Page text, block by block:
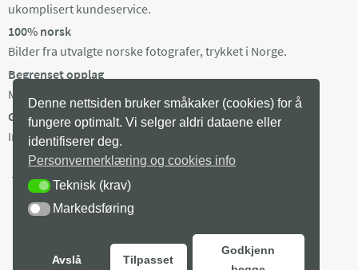
ukomplisert kundeservice.
100% norsk
Bilder fra utvalgte norske fotografer, trykket i Norge.
Begrenset opplag
Maks 100 eksemplarer av hvert bilde, trykket på bestilling.
Gratis frakt i Norge
Ingen minstepris. Produksjonstid 3-8 arb dager + levering.
Denne nettsiden bruker småkaker (cookies) for å
fungere optimalt. Vi selger aldri dataene eller
identifiserer deg.
Personvernerklæring og cookies info
TEKNISK (KRAV)
Teknisk (krav)
MARKEDSFØRING
Markedsføring
Avslå Tilpasset
Godkjenn